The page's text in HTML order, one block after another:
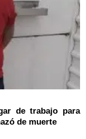
de trabajo para
de muerte